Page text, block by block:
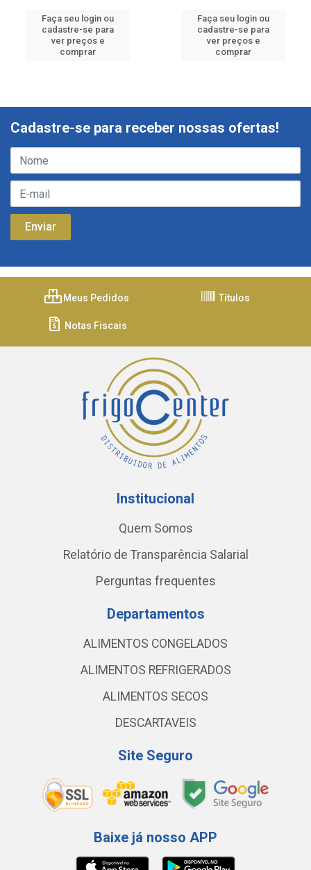
Faça seu login ou
cadastre-se para
ver preços e
comprar
Faça seu login ou
cadastre-se para
ver preços e
comprar
Cadastre-se para receber nossas ofertas!
Meus Pedidos Títulos
Notas Fiscais
Institucional
Quem Somos
Relatório de Transparência Salarial
Perguntas frequentes
Departamentos
ALIMENTOS CONGELADOS
ALIMENTOS REFRIGERADOS
ALIMENTOS SECOS
DESCARTAVEIS
Site Seguro
Baixe já nosso APP